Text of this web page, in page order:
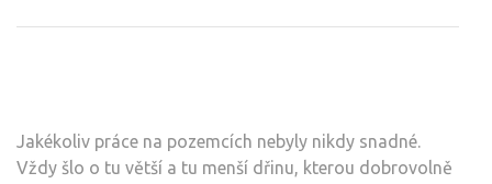
Jakékoliv práce na pozemcích nebyly nikdy snadné.
Vždy šlo o tu větší a tu menší dřinu, kterou dobrovolně